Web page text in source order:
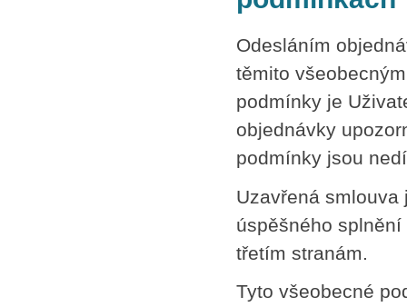
Odesláním
těmito
podmínky je
objednávky
podmínky jsou
Uzavřená
úspěšného
třetím stranám.
Tyto všeobecné